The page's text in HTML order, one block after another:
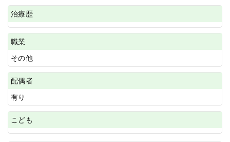
治療歴
職業
その他
配偶者
有り
こども